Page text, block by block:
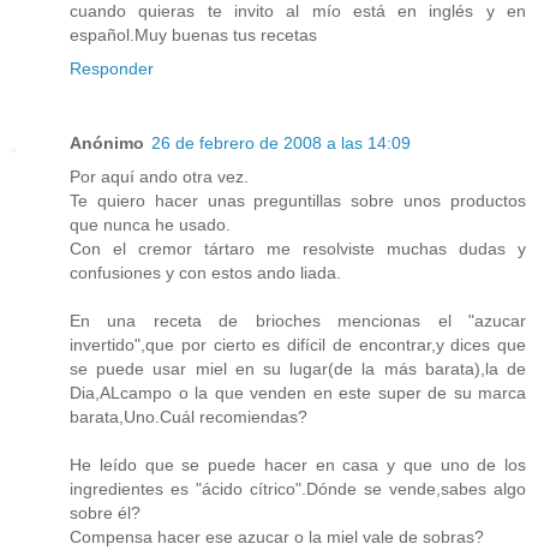
cuando quieras te invito al mío está en inglés y en
español.Muy buenas tus recetas
Responder
Anónimo 26 de febrero de 2008 a las 14:09
Por aquí ando otra vez.
Te quiero hacer unas preguntillas sobre unos productos
que nunca he usado.
Con el cremor tártaro me resolviste muchas dudas y
confusiones y con estos ando liada.
En una receta de brioches mencionas el "azucar
invertido",que por cierto es difícil de encontrar,y dices que
se puede usar miel en su lugar(de la más barata),la de
Dia,ALcampo o la que venden en este super de su marca
barata,Uno.Cuál recomiendas?
He leído que se puede hacer en casa y que uno de los
ingredientes es "ácido cítrico".Dónde se vende,sabes algo
sobre él?
Compensa hacer ese azucar o la miel vale de sobras?